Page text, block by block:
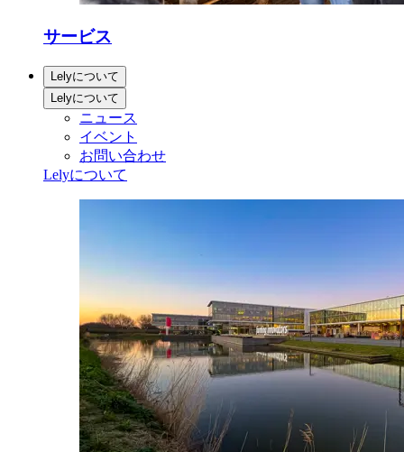
サービス
Lelyについて
Lelyについて
ニュース
イベント
お問い合わせ
Lelyについて